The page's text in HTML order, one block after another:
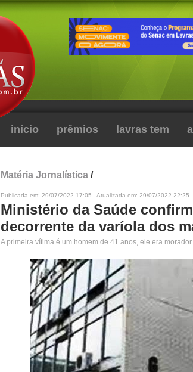
início prêmios lavras tem
Matéria Jornalística /
Publicada em: 29/07/2022 17:05 - Atualizada em: 29/07/2022 22:25
Ministério da Saúde
decorrente da varíola dos
A primeira vítima é um homem de 41 anos, ele era